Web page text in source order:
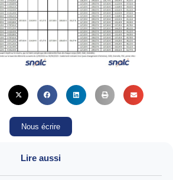
Nous écrire
Lire aussi